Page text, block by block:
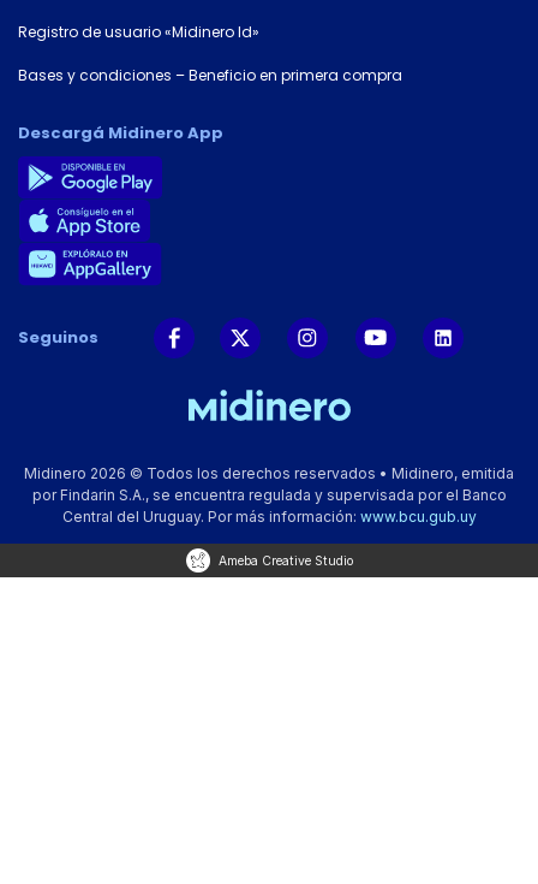
Registro de usuario «Midinero Id»
Bases y condiciones – Beneficio en primera compra
Descargá Midinero App
Seguinos
Midinero 2026 © Todos los derechos reservados • Midinero, emitida
por Findarin S.A., se encuentra regulada y supervisada por el Banco
Central del Uruguay. Por más información: www.bcu.gub.uy
Ameba Creative Studio